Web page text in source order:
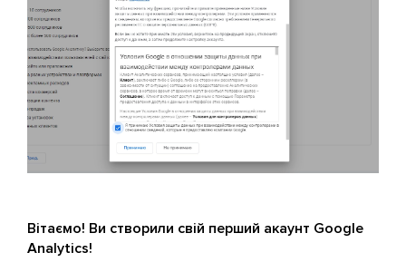
Вітаємо! Ви створили свій перший акаунт Google
Analytics!